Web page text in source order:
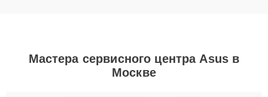
Мастера сервисного центра Asus в
Москве